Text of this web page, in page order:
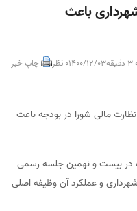
باعث
1400/12/030 نظر چاپ خبر
مالی شورا در بودجه باعث
در بیست و نهمین جلسه رسمی
و عملکرد آن وظیفه اصلی